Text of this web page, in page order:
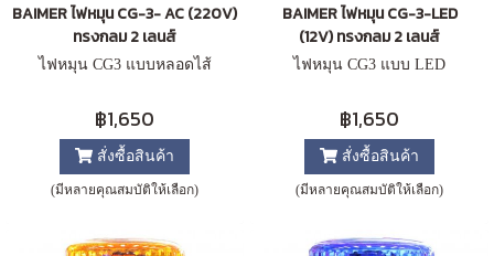
BAIMER ไฟหมุน CG-3- AC (220V)
ทรงกลม 2 เลนส์
ไฟหมุน CG3 แบบหลอดไส้
฿1,650
สั่งซื้อสินค้า
(มีหลายคุณสมบัติให้เลือก)
BAIMER ไฟหมุน CG-3-LED
(12V) ทรงกลม 2 เลนส์
ไฟหมุน CG3 แบบ LED
฿1,650
สั่งซื้อสินค้า
(มีหลายคุณสมบัติให้เลือก)